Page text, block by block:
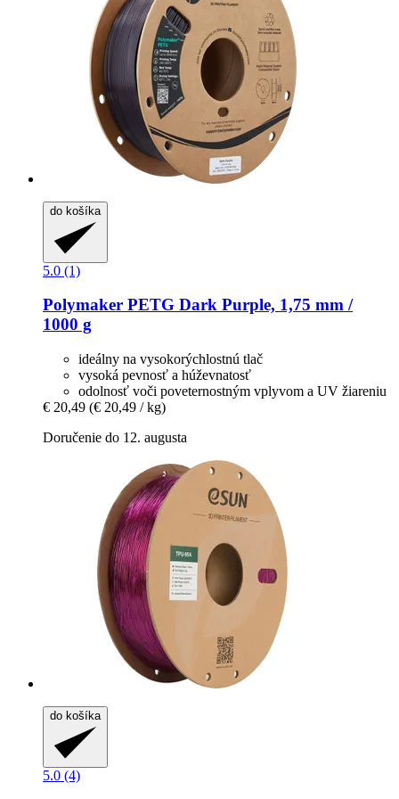
do košíka
5.0 (1)
Polymaker PETG Dark Purple, 1,75 mm /
1000 g
ideálny na vysokorýchlostnú tlač
vysoká pevnosť a húževnatosť
odolnosť voči poveternostným vplyvom a UV žiareniu
€ 20,49 (€ 20,49 / kg)
Doručenie do 12. augusta
do košíka
5.0 (4)